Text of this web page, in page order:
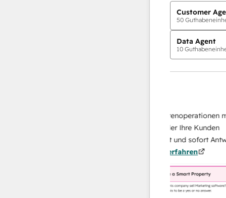
Customer
50
Data Agent
10
Skalieren Sie Ihrer Datenoperationen mit
KI-gestützten Agent, der Ihre Kunden
recherchiert, analysiert und sofort
Mehr erfahren